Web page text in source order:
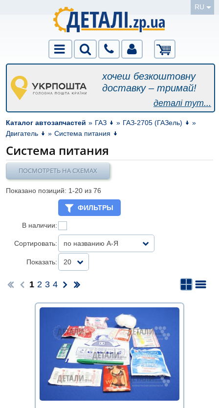
RU
хочеш безкоштовну
доставку – тримай!
деталі тут...
Каталог автозапчастей » ГАЗ » ГАЗ-2705 (ГАЗель)
»
Двигатель
» Система питания
Система питания
ПОСМОТРЕТЬ НА СХЕМАХ
Показано позиций: 1-20 из 76
ФИЛЬТРЫ
В наличии:
Сортировать: по названию А-Я
Показать: 20
1 2 3 4